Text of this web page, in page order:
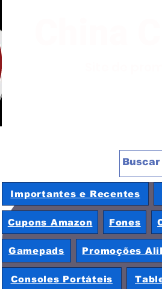
China
Importantes e Recentes
Cupons Amazon Fones
Gamepads Promoções
Consoles Portáteis